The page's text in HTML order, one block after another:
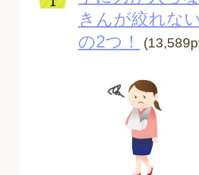
きんが絞れな
の2つ！